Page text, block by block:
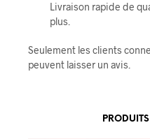
Livraison rapide de
plus.
Seulement les clients
peuvent laisser un avis.